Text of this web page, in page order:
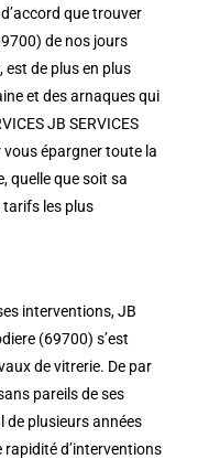
que trouver
de nos jours
est de plus en plus
et des arnaques qui
JB SERVICES
épargner toute la
quelle que soit sa
tarifs les plus
interventions, JB
(69700) s’est
de vitrerie. De par
pareils de ses
de plusieurs années
rapidité d’interventions